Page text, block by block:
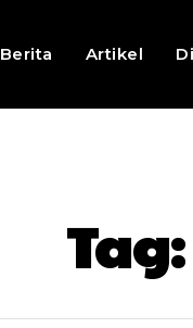
Berita Artikel
Tag: